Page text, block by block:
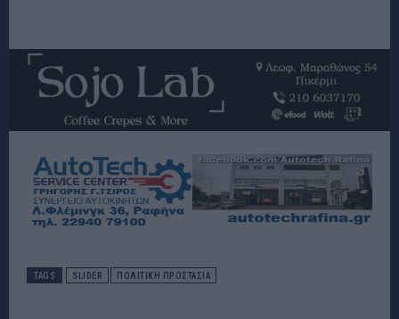
TAGS SLIDER ΠΟΛΙΤΙΚΉ ΠΡΟΣΤΑΣΊΑ